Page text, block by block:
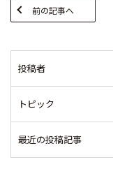
投稿者
トピック
最近の投稿記事
前の記事へ